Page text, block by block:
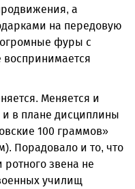
а
на передовую
фуры с
Меняется и
и в плане дисциплины
100 граммов»
Порадовало и то, что
звена не
училищ